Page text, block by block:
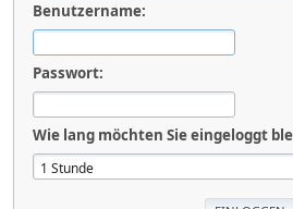
Benutzername:
Passwort:
Wie lang möchten Sie eingeloggt